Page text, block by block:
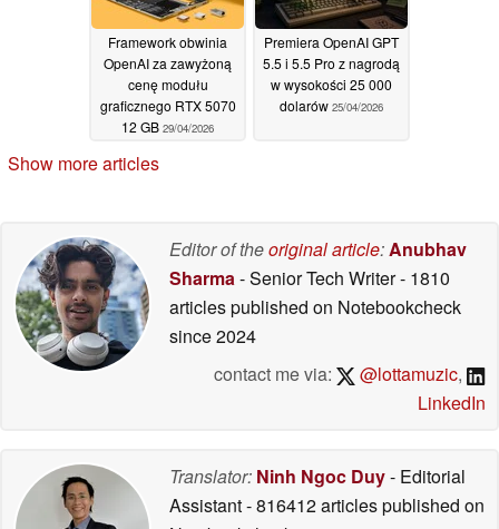
Framework obwinia
OpenAI za zawyżoną
cenę modułu
graficznego RTX 5070
12 GB 29/04/2026
Premiera OpenAI GPT
5.5 i 5.5 Pro z nagrodą
w wysokości 25 000
dolarów 25/04/2026
Show more articles
Editor of theoriginal article:Anubhav
Sharma- Senior Tech Writer- 1810
articles published on Notebookcheck
since 2024
contact me via:
@lottamuzic,
LinkedIn
Translator: Ninh Ngoc Duy- Editorial
Assistant- 816412 articles published on